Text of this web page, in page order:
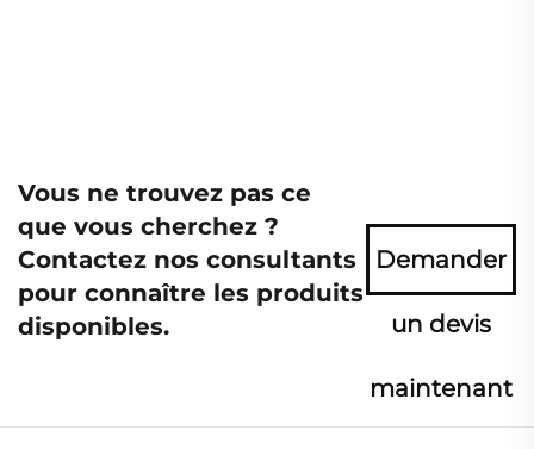
Vous ne trouvez pas ce
que vous cherchez ?
Contactez nos consultants
pour connaître les produits
disponibles.
Demander
un devis
maintenant